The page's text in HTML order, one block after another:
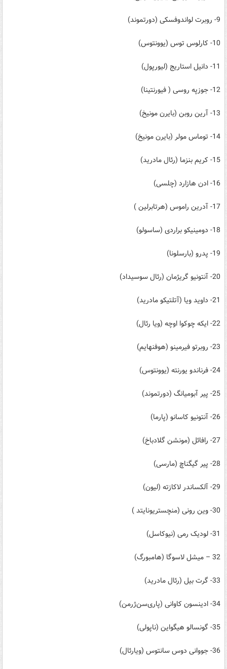
9- روبرت لواندوفسکی (دورتموند)
10- کارلوس توس (یوونتوس)
11- دانیل استاریج (لیورپول)
12- جوزپه روسی ( فیورنتینا)
13- آرین روبن (بایرن‌ مونیخ)
14- توماس مولر (بایرن‌ مونیخ)
15- کریم بنزما (رئال مادرید)
16- ادن هازارد (چلسی)
17- آدرین راموس (هرتابرلین )
18- دومینیکو براردی (ساسولو)
19- پدرو (بارسلونا)
20- آنتونیو گریژمان (رئال سوسیداد)
21- داوید ویا (آتلتیکو مادرید)
22- ایکه چوکوا اوچه (ویا رئال)
23- روبرتو فیرمینو (هوفنهایم)
24- فرناندو یورنته (یوونتوس)
25- پیر آبومیانگ (دورتموند)
26- آنتونیو کاسانو (پارما)
27- رافائل (مونشن گلادباخ)
28- پیر گیگناچ (مارسی)
29- آلکساندر لاکازته (لیون)
30- وین رونی (منچستریونایتد )
31- لودیک رمی (نیوکاسل)
32 – میشل لاسوگا (هامبورگ)
33- گرت بیل (رئال مادرید)
34- ادینسون کاوانی (پاری‌سن‌ژرمن)
35- گونسالو هیگواین (ناپولی)
36- جووانی دوس سانتوس (ویارئال)